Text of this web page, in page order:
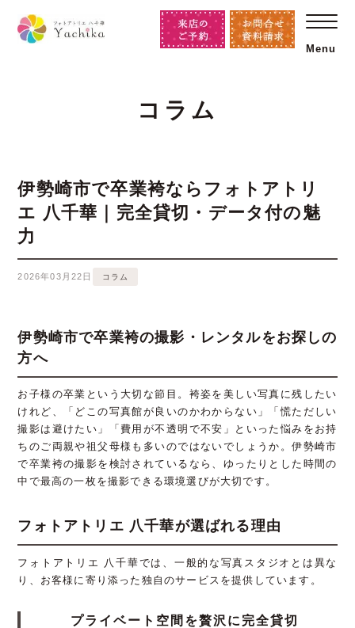
Menu
コラム
伊勢崎市で卒業袴ならフォトアトリ
エ 八千華｜完全貸切・データ付の魅
力
2026年03月22日 コラム
伊勢崎市で卒業袴の撮影・レンタルをお探しの
方へ
お子様の卒業という大切な節目。袴姿を美しい写真に残したい
けれど、「どこの写真館が良いのかわからない」「慌ただしい
撮影は避けたい」「費用が不透明で不安」といった悩みをお持
ちのご両親や祖父母様も多いのではないでしょうか。伊勢崎市
で卒業袴の撮影を検討されているなら、ゆったりとした時間の
中で最高の一枚を撮影できる環境選びが大切です。
フォトアトリエ 八千華が選ばれる理由
フォトアトリエ 八千華では、一般的な写真スタジオとは異な
り、お客様に寄り添った独自のサービスを提供しています。
プライベート空間を贅沢に完全貸切